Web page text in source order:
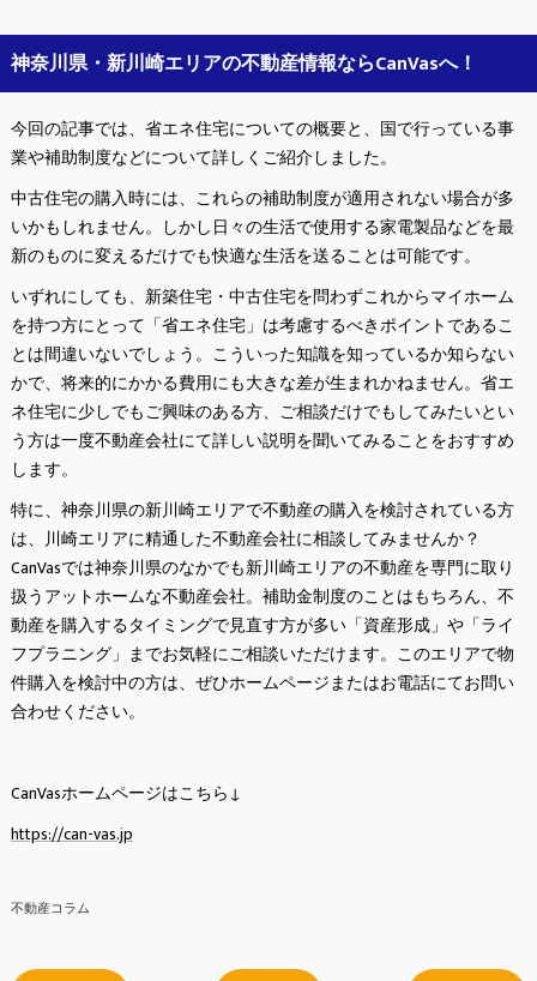
神奈川県・新川崎エリアの不動産情報ならCanVasへ！
今回の記事では、省エネ住宅についての概要と、国で行っている事
業や補助制度などについて詳しくご紹介しました。
中古住宅の購入時には、これらの補助制度が適用されない場合が多
いかもしれません。しかし日々の生活で使用する家電製品などを最
新のものに変えるだけでも快適な生活を送ることは可能です。
いずれにしても、新築住宅・中古住宅を問わずこれからマイホーム
を持つ方にとって「省エネ住宅」は考慮するべきポイントであるこ
とは間違いないでしょう。こういった知識を知っているか知らない
かで、将来的にかかる費用にも大きな差が生まれかねません。省エ
ネ住宅に少しでもご興味のある方、ご相談だけでもしてみたいとい
う方は一度不動産会社にて詳しい説明を聞いてみることをおすすめ
します。
特に、神奈川県の新川崎エリアで不動産の購入を検討されている方
は、川崎エリアに精通した不動産会社に相談してみませんか？
CanVasでは神奈川県のなかでも新川崎エリアの不動産を専門に取り
扱うアットホームな不動産会社。補助金制度のことはもちろん、不
動産を購入するタイミングで見直す方が多い「資産形成」や「ライ
フプラニング」までお気軽にご相談いただけます。このエリアで物
件購入を検討中の方は、ぜひホームページまたはお電話にてお問い
合わせください。
CanVasホームページはこちら↓
https://can-vas.jp
不動産コラム